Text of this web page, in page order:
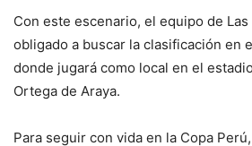
Con este escenario, el equipo de
obligado a buscar la clasificación en
donde jugará como local en el
Ortega de Araya.
Para seguir con vida en la Copa